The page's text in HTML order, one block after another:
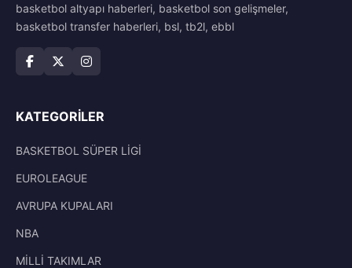
basketbol altyapı haberleri, basketbol son gelişmeler,
basketbol transfer haberleri, bsl, tb2l, ebbl
KATEGORILER
BASKETBOL SÜPER LİGİ
EUROLEAGUE
AVRUPA KUPALARI
NBA
MİLLİ TAKIMLAR